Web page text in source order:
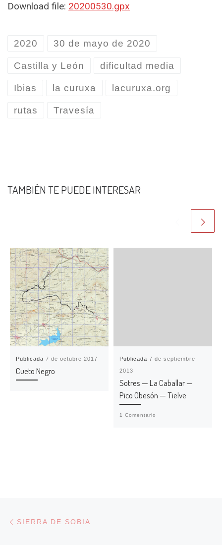
Download file: 20200530.gpx
2020 30 de mayo de 2020
Castilla y León dificultad media
Ibias la curuxa lacuruxa.org
rutas Travesía
TAMBIÉN TE PUEDE INTERESAR
Publicada7 de octubre 2017
Cueto Negro
Publicada7 de septiembre
2013
Sotres — La Caballar —
Pico Obesón — Tielve
1 Comentario
Navegación de entradas
SIERRA DE SOBIA